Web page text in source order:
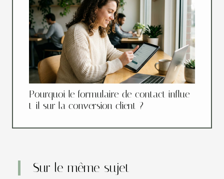
Pourquoi le formulaire de contact influe-
t-il sur la conversion client ?
Sur le même sujet